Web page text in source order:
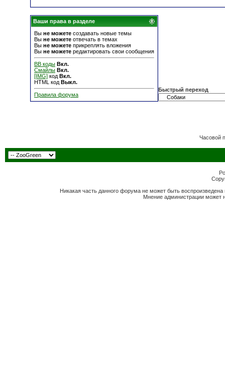
Ваши права в разделе
Вы не можете создавать новые темы
Вы не можете отвечать в темах
Вы не можете прикреплять вложения
Вы не можете редактировать свои сообщения
BB коды Вкл.
Смайлы Вкл.
[IMG] код Вкл.
HTML код Выкл.
Правила форума
Быстрый переход
Часовой
Никакая часть данного форума не может быть
Мнение администрации может